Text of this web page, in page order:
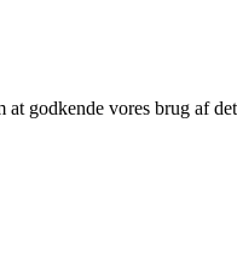
godkende vores brug af